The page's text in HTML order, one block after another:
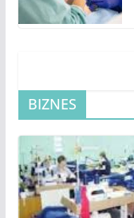
BIZNES